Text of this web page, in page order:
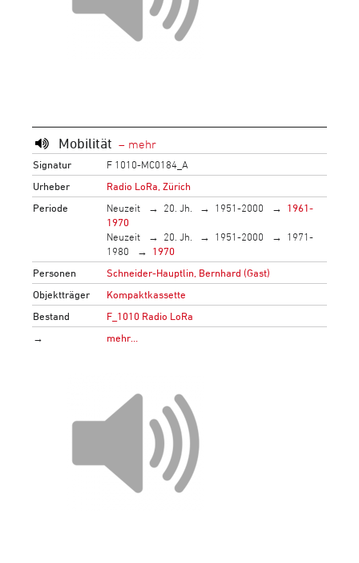
Mobilität
Signatur
F 1010-MC0184_A
Urheber
Radio LoRa, Zürich
Periode
Neuzeit 20. Jh. 1951-2000
1961-
1970
Neuzeit
20. Jh. 1951-2000
1971-
1980
1970
Personen
Schneider-Hauptlin, Bernhard (Gast)
Objektträger
Kompaktkassette
Bestand
F_1010 Radio LoRa
→
mehr…